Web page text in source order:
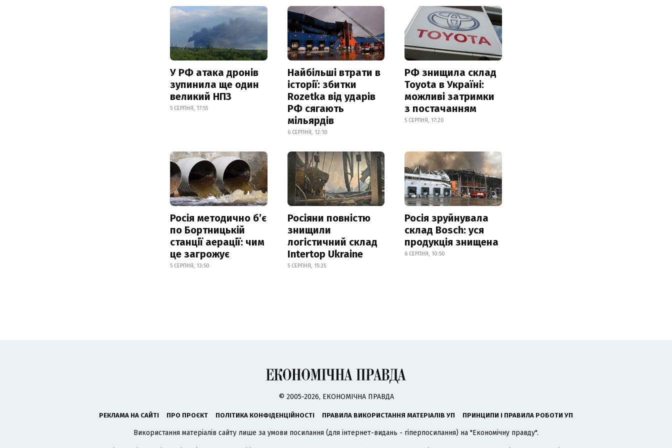
У РФ атака дронів
зупинила ще один
великий НПЗ
5 СЕРПНЯ, 17:55
Найбільші втрати в
історії: збитки
Rozetka від ударів
РФ сягають
мільярдів
6 СЕРПНЯ, 12:10
РФ знищила склад
Toyota в Україні:
можливі затримки
з постачанням
5 СЕРПНЯ, 17:20
Росія методично б’є
по Бортницькій
станції аерації: чим
це загрожує
5 СЕРПНЯ, 13:50
Росіяни повністю
знищили
логістичний склад
Intertop Ukraine
5 СЕРПНЯ, 15:25
Росія зруйнувала
склад Bosch: уся
продукція знищена
6 СЕРПНЯ, 10:50
© 2005-2026, ЕКОНОМІЧНА ПРАВДА
РЕКЛАМА НА САЙТІ ПРО ПРОЄКТ ПОЛІТИКА КОНФІДЕНЦІЙНОСТІ ПРАВИЛА ВИКОРИСТАННЯ МАТЕРІАЛІВ УП ПРИНЦИПИ І ПРАВИЛА РОБОТИ УП
Використання матеріалів сайту лише за умови посилання (для інтернет-видань - гіперпосилання) на "Економічну правду".